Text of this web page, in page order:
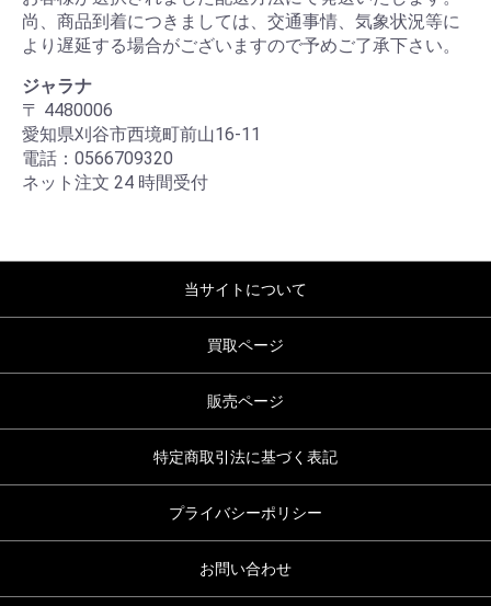
尚、商品到着につきましては、交通事情、気象状況等に
より遅延する場合がございますので予めご了承下さい。
ジャラナ
〒 4480006
愛知県刈谷市西境町前山16-11
電話：0566709320
ネット注文 24 時間受付
当サイトについて
買取ページ
販売ページ
特定商取引法に基づく表記
プライバシーポリシー
お問い合わせ